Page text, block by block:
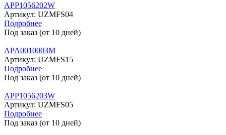
APP1056202W
Артикул: UZMFS04
Подробнее
Под заказ (от 10 дней)
APA0010003M
Артикул: UZMFS15
Подробнее
Под заказ (от 10 дней)
APP1056203W
Артикул: UZMFS05
Подробнее
Под заказ (от 10 дней)